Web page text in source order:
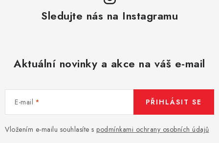
Sledujte nás na Instagramu
Aktuální novinky a akce na váš e-mail
E-mail
Vložením e-mailu souhlasíte s podmínkami ochrany osobních údajů
PŘIHLÁSIT SE